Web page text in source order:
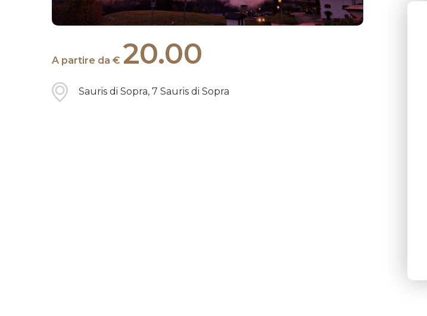
Premi Invio invio per cercare o ESC per uscire
A partire da € 20.00
Sauris di Sopra, 7 Sauris di Sopra